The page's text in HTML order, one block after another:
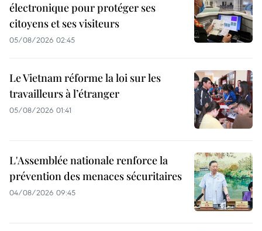
électronique pour protéger ses
citoyens et ses visiteurs
05/08/2026 02:45
Le Vietnam réforme la loi sur les
travailleurs à l’étranger
05/08/2026 01:41
L'Assemblée nationale renforce la
prévention des menaces sécuritaires
04/08/2026 09:45